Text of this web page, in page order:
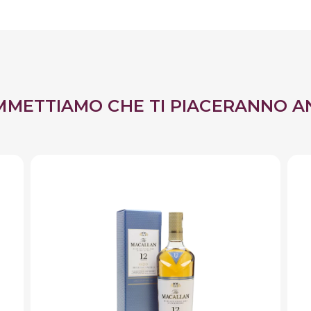
CHE TI PIACERANNO